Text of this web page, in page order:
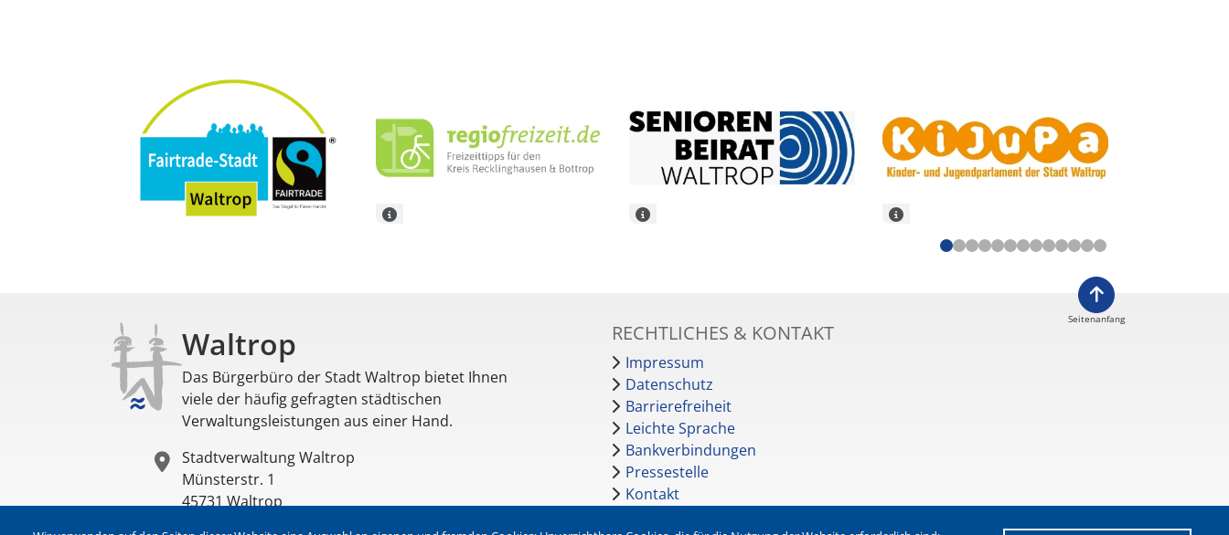
Waltrop
Das Bürgerbüro der Stadt Waltrop bietet Ihnen
viele der häufig gefragten städtischen
Verwaltungsleistungen aus einer Hand.
Stadtverwaltung Waltrop
Münsterstr. 1
45731Waltrop
RECHTLICHES & KONTAKT
Impressum
Datenschutz
Barrierefreiheit
Leichte Sprache
Bankverbindungen
Pressestelle
Kontakt
Seitenanfang